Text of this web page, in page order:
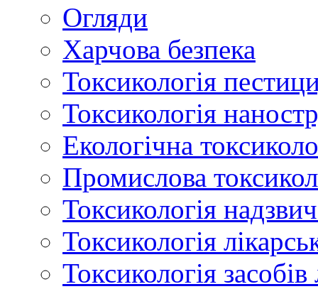
Огляди
Харчова безпека
Токсикологія
Токсикологія
Екологічна
Промислова
Токсикологія
Токсикологія
Токсикологія